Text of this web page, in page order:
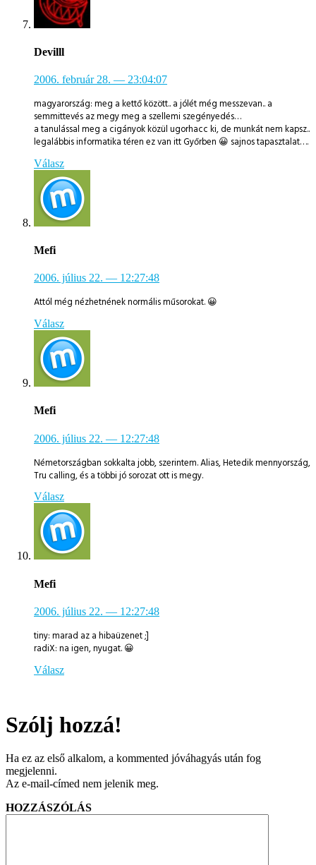
Devilll
2006. február 28. — 23:04:07
magyarország: meg a kettő között.. a jólét még messzevan.. a
semmittevés az megy meg a szellemi szegényedés…
a tanulással meg a cigányok közül ugorhacc ki, de munkát nem kapsz..
legalábbis informatika téren ez van itt Győrben 😀 sajnos tapasztalat….
Válasz
Mefi
2006. július 22. — 12:27:48
Attól még nézhetnének normális műsorokat. 😀
Válasz
Mefi
2006. július 22. — 12:27:48
Németországban sokkalta jobb, szerintem. Alias, Hetedik mennyország,
Tru calling, és a többi jó sorozat ott is megy.
Válasz
Mefi
2006. július 22. — 12:27:48
tiny: marad az a hibaüzenet ;]
radiX: na igen, nyugat. 😀
Válasz
Szólj hozzá!
Ha ez az első alkalom, a kommented jóváhagyás után fog
megjelenni.
Az e-mail-címed nem jelenik meg.
HOZZÁSZÓLÁS